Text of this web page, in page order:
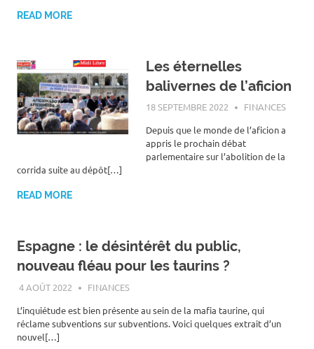
READ MORE
Les éternelles
balivernes de l’aficion
18 SEPTEMBRE 2022 ROGER LAHANA
FINANCES
Depuis que le monde de l’aficion a
appris le prochain débat
parlementaire sur l’abolition de la
corrida suite au dépôt[…]
READ MORE
Espagne : le désintérêt du public,
nouveau fléau pour les taurins ?
4 AOÛT 2022 ROGER LAHANA
FINANCES
L’inquiétude est bien présente au sein de la mafia taurine, qui
réclame subventions sur subventions. Voici quelques extrait d’un
nouvel[…]